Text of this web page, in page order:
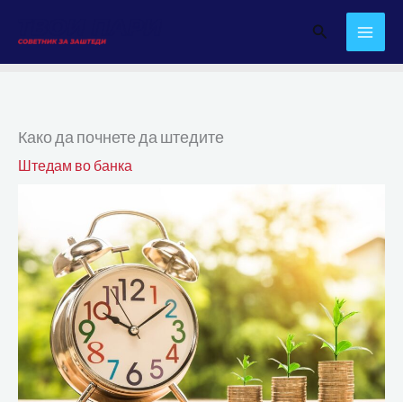
content
Search
Како да почнете да штедите
Штедам во банка